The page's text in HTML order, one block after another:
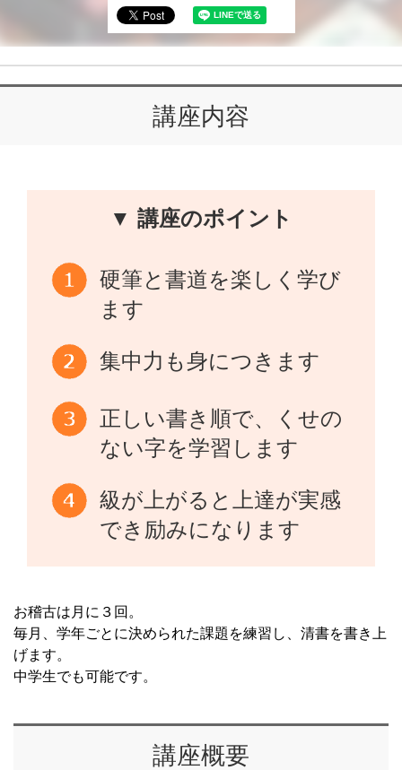
講座内容
▼ 講座のポイント
硬筆と書道を楽しく学び
ます
集中力も身につきます
正しい書き順で、くせの
ない字を学習します
級が上がると上達が実感
でき励みになります
お稽古は月に３回。
毎月、学年ごとに決められた課題を練習し、清書を書き上
げます。
中学生でも可能です。
講座概要